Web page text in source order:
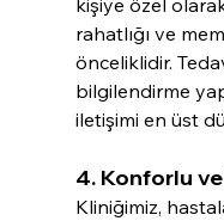
rahatlığı ve
önceliklidir.
bilgilendirme
iletişimi en üst
4. Konforlu
Kliniğimiz,